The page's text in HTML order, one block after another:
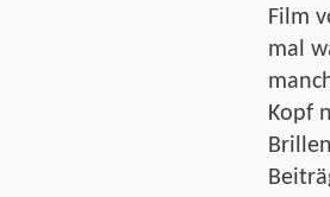
Film
mal
Kopf